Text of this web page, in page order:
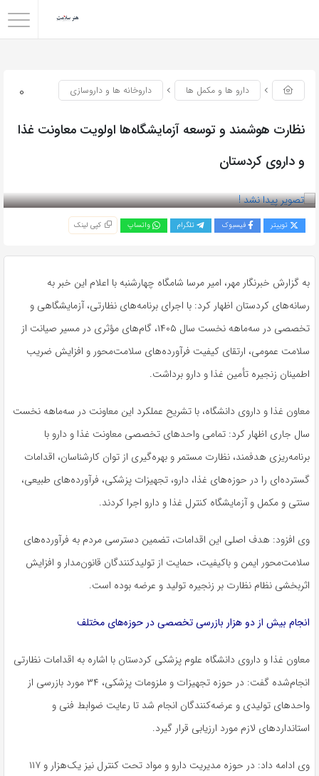
0 دارو ها و مکمل ها داروخانه ها و داروسازی
نظارت هوشمند و توسعه آزمایشگاه‌ها اولویت معاونت غذا
و داروی کردستان
توییتر فیسبوک تلگرام واتساپ کپی لینک
به گزارش خبرنگار مهر، امیر مرسا شامگاه چهارشنبه با اعلام این خبر به
رسانه‌های کردستان اظهار کرد: با اجرای برنامه‌های نظارتی، آزمایشگاهی و
تخصصی در سه‌ماهه نخست سال ۱۴۰۵، گام‌های مؤثری در مسیر صیانت از
سلامت عمومی، ارتقای کیفیت فرآورده‌های سلامت‌محور و افزایش ضریب
اطمینان زنجیره تأمین غذا و دارو برداشت.
معاون غذا و داروی دانشگاه، با تشریح عملکرد این معاونت در سه‌ماهه نخست
سال جاری اظهار کرد: تمامی واحدهای تخصصی معاونت غذا و دارو با
برنامه‌ریزی هدفمند، نظارت مستمر و بهره‌گیری از توان کارشناسان، اقدامات
گسترده‌ای را در حوزه‌های غذا، دارو، تجهیزات پزشکی، فرآورده‌های طبیعی،
سنتی و مکمل و آزمایشگاه کنترل غذا و دارو اجرا کردند.
وی افزود: هدف اصلی این اقدامات، تضمین دسترسی مردم به فرآورده‌های
سلامت‌محور ایمن و باکیفیت، حمایت از تولیدکنندگان قانون‌مدار و افزایش
اثربخشی نظام نظارت بر زنجیره تولید و عرضه بوده است.
انجام بیش از دو هزار بازرسی تخصصی در حوزه‌های مختلف
معاون غذا و داروی دانشگاه علوم پزشکی کردستان با اشاره به اقدامات نظارتی
انجام‌شده گفت: در حوزه تجهیزات و ملزومات پزشکی، ۳۴ مورد بازرسی از
واحدهای تولیدی و عرضه‌کنندگان انجام شد تا رعایت ضوابط فنی و
استانداردهای لازم مورد ارزیابی قرار گیرد.
وی ادامه داد: در حوزه مدیریت دارو و مواد تحت کنترل نیز یک‌هزار و ۱۱۷